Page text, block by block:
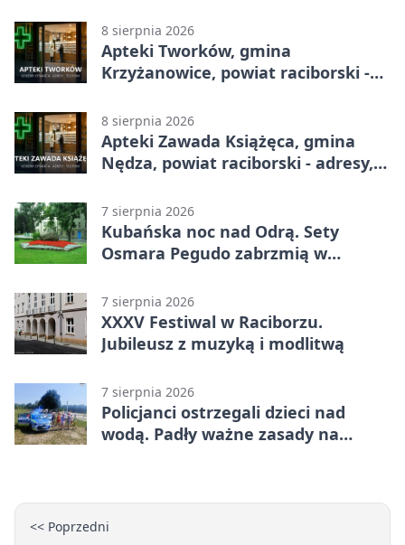
8 sierpnia 2026
Apteki Tworków, gmina
Krzyżanowice, powiat raciborski -
8 sierpnia 2026
Apteki Zawada Książęca, gmina
Nędza, powiat raciborski - adresy,
7 sierpnia 2026
Kubańska noc nad Odrą. Sety
Osmara Pegudo zabrzmią w
7 sierpnia 2026
XXXV Festiwal w Raciborzu.
Jubileusz z muzyką i modlitwą
7 sierpnia 2026
Policjanci ostrzegali dzieci nad
wodą. Padły ważne zasady na
<< Poprzedni